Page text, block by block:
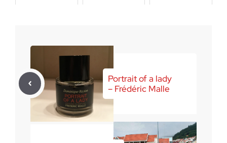
Portrait of a lady
– Frédéric Malle